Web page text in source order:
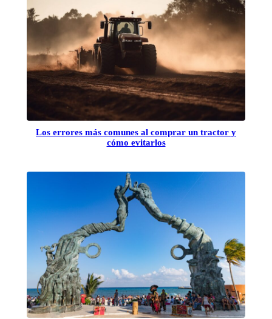
Los errores más comunes al comprar un tractor y
cómo evitarlos